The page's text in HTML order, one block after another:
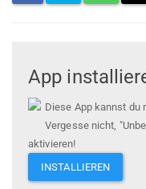
App
Diese App kannst du
Vergesse nicht,
aktivieren!
INSTALLIEREN